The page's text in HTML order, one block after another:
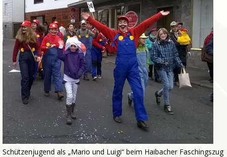
Schützenjugend als „Mario und Luigi“ beim Haibacher Faschingszug